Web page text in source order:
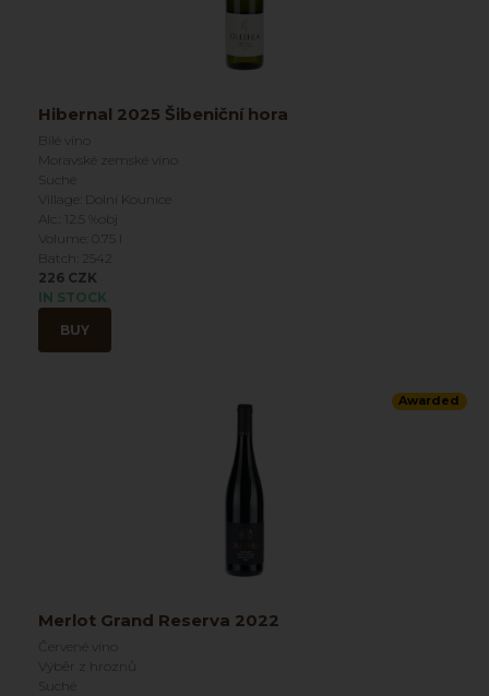
Hibernal 2025 Šibeniční hora
Bílé víno
Moravské zemské víno
Suché
Village: Dolní Kounice
Alc.: 12.5 %obj
Volume: 0.75 l
Batch: 2542
226 CZK
IN STOCK
BUY
Awarded
Merlot Grand Reserva 2022
Červené víno
Výběr z hroznů
Suché